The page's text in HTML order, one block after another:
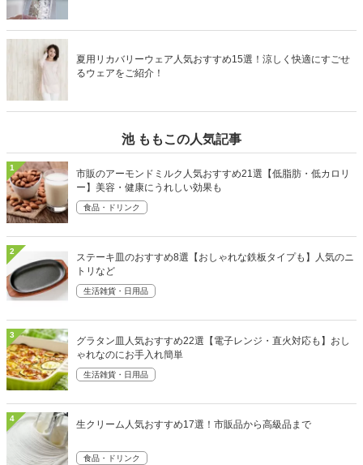
夏用リカバリーウェア人気おすすめ15選！涼しく快適にすごせ
るウェアをご紹介！
池 ももこの人気記事
1
市販のアーモンドミルク人気おすすめ21選【低脂肪・低カロリ
ー】美容・健康にうれしい効果も
食品・ドリンク
2
ステーキ皿のおすすめ8選【おしゃれな鉄板タイプも】人気のニ
トリなど
生活雑貨・日用品
3
グラタン皿人気おすすめ22選【電子レンジ・直火対応も】おし
ゃれなのにお手入れ簡単
生活雑貨・日用品
4
生クリーム人気おすすめ17選！市販品から高級品まで
食品・ドリンク